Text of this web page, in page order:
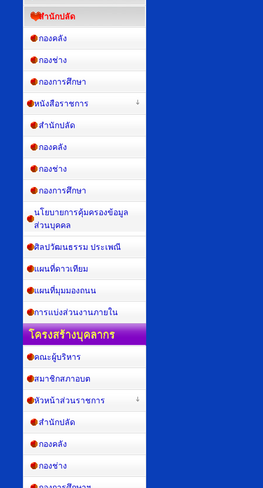
สำนักปลัด
กองคลัง
กองช่าง
กองการศึกษา
หนังสือราชการ
สำนักปลัด
กองคลัง
กองช่าง
กองการศึกษา
นโยบายการคุ้มครองข้อมูล
ส่วนบุคคล
ศิลปวัฒนธรรม ประเพณี
แผนที่ดาวเทียม
แผนที่มุมมองถนน
การแบ่งส่วนงานภายใน
โครงสร้างบุคลากร
คณะผู้บริหาร
สมาชิกสภาอบต
หัวหน้าส่วนราชการ
สำนักปลัด
กองคลัง
กองช่าง